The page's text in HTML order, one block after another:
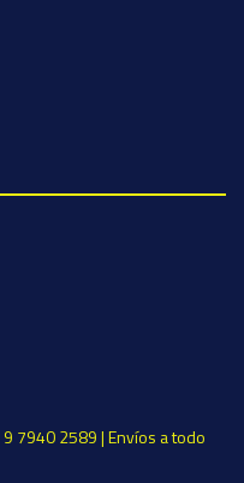
7940 2589 | Envíos a todo